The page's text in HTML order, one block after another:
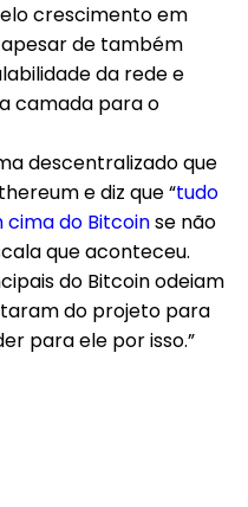
crescimento em
de também
da rede e
camada para o
descentralizado que
e diz que “tudo
cima do Bitcoinse não
que aconteceu.
do Bitcoin odeiam
do projeto para
para ele por isso.”